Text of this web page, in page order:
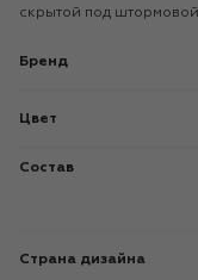
скрытой под штормовой
Бренд
Цвет
Состав
Страна дизайна